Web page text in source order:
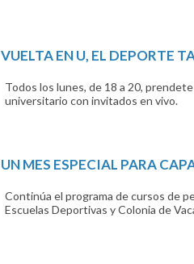
VUELTA EN U, EL DEPORTE
Todos los lunes, de 18 a 20,
universitario con invitados en vivo.
UN MES ESPECIAL PARA
Continúa el programa de cursos de
Escuelas Deportivas y Colonia de